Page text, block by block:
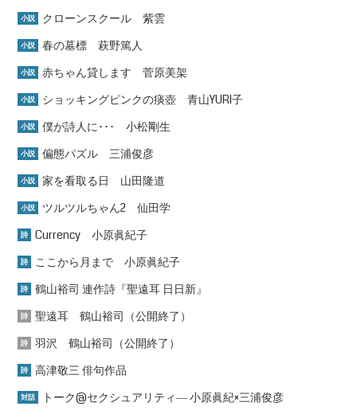
小説 クローンスクール 紫雲
小説 春の墓標 萩野篤人
小説 赤ちゃん貸します 菅原美架
小説 ショッキングピンクの痰壺 青山YURI子
小説 僕が詩人に･･･ 小松剛生
小説 偏態パズル 三浦俊彦
小説 家を看取る日 山田隆道
小説 ツルツルちゃん2 仙田学
詩 Currency 小原眞紀子
詩 ここから月まで 小原眞紀子
詩 鶴山裕司 連作詩『聖遠耳 日日新』
詩 聖遠耳 鶴山裕司（公開終了）
詩 羽沢 鶴山裕司（公開終了）
詩 高津敬三 俳句作品
対話
トーク@セクシュアリティ― 小原眞紀×三浦俊彦